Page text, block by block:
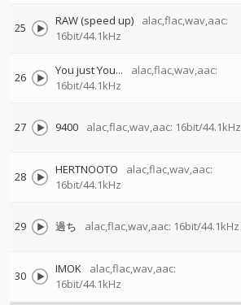
25 RAW (speed up)
alac,flac,wav,aac:
16bit/44.1kHz
26 You just You...
alac,flac,wav,aac:
16bit/44.1kHz
27 9400 alac,flac,wav,aac: 16bit/44.1kHz
28 HERTNOOTO
alac,flac,wav,aac:
16bit/44.1kHz
29 過ち alac,flac,wav,aac: 16bit/44.1kHz
30 IMOK
alac,flac,wav,aac:
16bit/44.1kHz